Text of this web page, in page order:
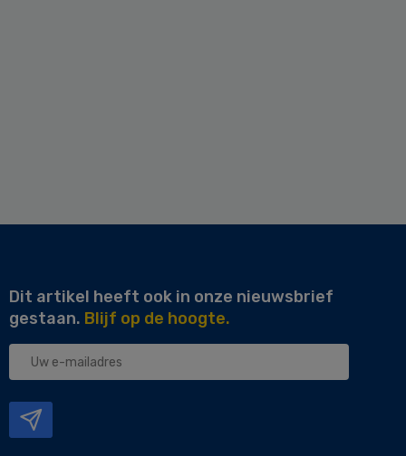
Dit artikel heeft ook in onze nieuwsbrief
gestaan. Blijf op de hoogte.
Uw